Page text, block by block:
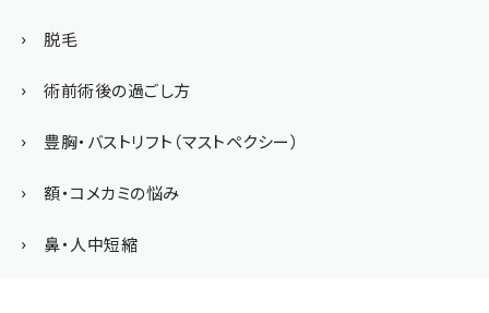
脱毛
術前術後の過ごし方
豊胸・バストリフト（マストペクシー）
額・コメカミの悩み
鼻・人中短縮